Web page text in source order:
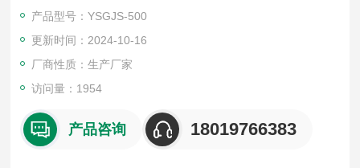
产品型号：YSGJS-500
更新时间：2024-10-16
厂商性质：生产厂家
访问量：1954
产品咨询 18019766383